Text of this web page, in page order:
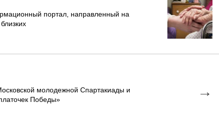
портал, направленный на
→
молодежной Спартакиады и
Победы»